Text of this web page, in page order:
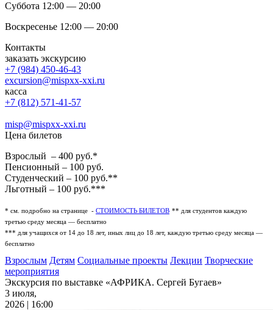
Суббота 12:00 — 20:00
Воскресенье 12:00 — 20:00
Контакты
заказать экскурсию
+7 (984) 450-46-43
excursion@mispxx-xxi.ru
касса
+7 (812) 571-41-57
misp@mispxx-xxi.ru
Цена билетов
Взрослый – 400 руб.*
Пенсионный – 100 руб.
Студенческий – 100 руб.**
Льготный – 100 руб.***
* см. подробно на странице - СТОИМОСТЬ БИЛЕТОВ ** для студентов каждую
третью среду месяца — бесплатно
*** для учащихся от 14 до 18 лет, иных лиц до 18 лет, каждую третью среду месяца —
бесплатно
Взрослым Детям Социальные проекты Лекции Творческие
мероприятия
Экскурсия по выставке «АФРИКА. Сергей Бугаев»
3 июля,
2026 | 16:00